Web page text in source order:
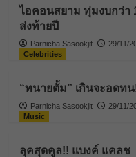
ไอคอนสยาม ทุ่มงบกว่า
ส่งท้ายปี
Parnicha Sasookjit
29/11/
Celebrities
“ทนายตั้ม” เกินจะอดท
Parnicha Sasookjit
29/11/
Music
ลุคสุดคูล!! แบงค์ แคลช